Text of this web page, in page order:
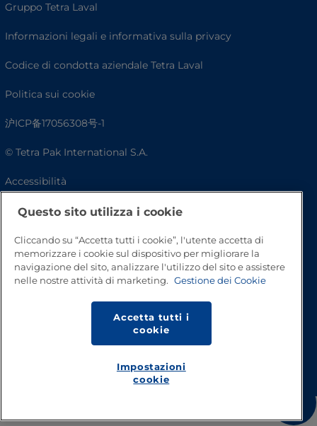
Gruppo Tetra Laval
Informazioni legali e informativa sulla privacy
Codice di condotta aziendale Tetra Laval
Politica sui cookie
沪ICP备17056308号-1
© Tetra Pak International S.A.
Accessibilità
FAQQuesto sito utilizza i cookie
Cliccando su “Accetta tutti i cookie”, l'utente accetta di
memorizzare i cookie sul dispositivo per migliorare la
navigazione del sito, analizzare l'utilizzo del sito e assistere
nelle nostre attività di marketing. Gestione dei Cookie
Accetta tutti i
cookie
Impostazioni
cookie